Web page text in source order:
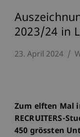
2023/24 in
23. April 2024
Zum elften Mal
RECRUITERS-
450 grössten